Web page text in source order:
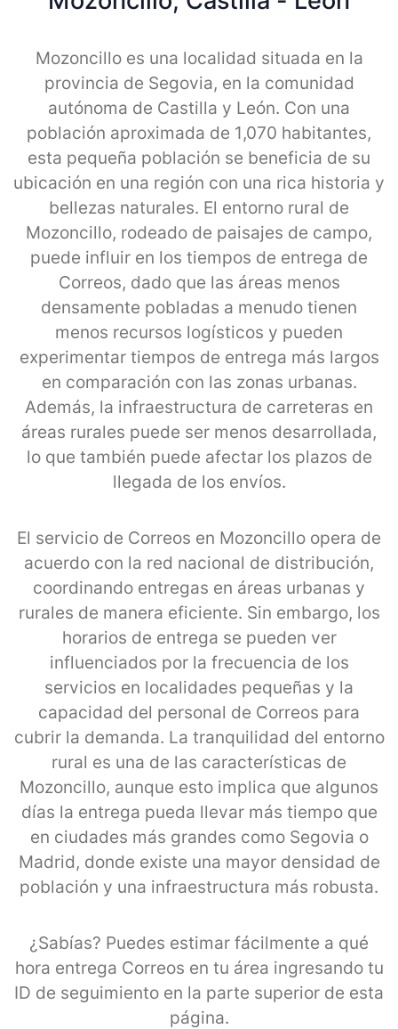
Mozoncillo es una localidad situada en la
provincia de Segovia, en la comunidad
autónoma de Castilla y León. Con una
población aproximada de 1,070 habitantes,
esta pequeña población se beneficia de su
ubicación en una región con una rica historia y
bellezas naturales. El entorno rural de
Mozoncillo, rodeado de paisajes de campo,
puede influir en los tiempos de entrega de
Correos, dado que las áreas menos
densamente pobladas a menudo tienen
menos recursos logísticos y pueden
experimentar tiempos de entrega más largos
en comparación con las zonas urbanas.
Además, la infraestructura de carreteras en
áreas rurales puede ser menos desarrollada,
lo que también puede afectar los plazos de
llegada de los envíos.
El servicio de Correos en Mozoncillo opera de
acuerdo con la red nacional de distribución,
coordinando entregas en áreas urbanas y
rurales de manera eficiente. Sin embargo, los
horarios de entrega se pueden ver
influenciados por la frecuencia de los
servicios en localidades pequeñas y la
capacidad del personal de Correos para
cubrir la demanda. La tranquilidad del entorno
rural es una de las características de
Mozoncillo, aunque esto implica que algunos
días la entrega pueda llevar más tiempo que
en ciudades más grandes como Segovia o
Madrid, donde existe una mayor densidad de
población y una infraestructura más robusta.
¿Sabías? Puedes estimar fácilmente a qué
hora entrega Correos en tu área ingresando tu
ID de seguimiento en la parte superior de esta
página.